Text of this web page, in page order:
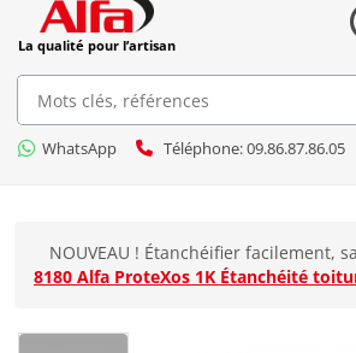
La qualité pour l’artisan
WhatsApp Téléphone: 09.86.87.86.05
NOUVEAU ! Étanchéifier facilement,
8180 Alfa ProteXos 1K Étanchéité